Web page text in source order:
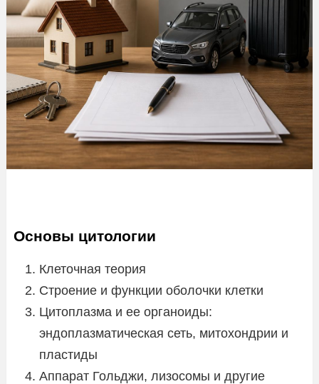
Основы цитологии
Клеточная теория
Строение и функции оболочки клетки
Цитоплазма и ее органоиды:
эндоплазматическая сеть, митохондрии и
пластиды
Аппарат Гольджи, лизосомы и другие